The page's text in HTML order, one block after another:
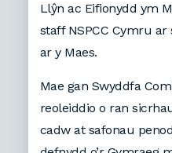
Llŷn ac Eifionydd ym
staff NSPCC Cymru
ar y Maes.
Mae gan Swyddfa
reoleiddio o ran
cadw at safonau